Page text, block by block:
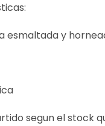
esmaltada y
segun el stock